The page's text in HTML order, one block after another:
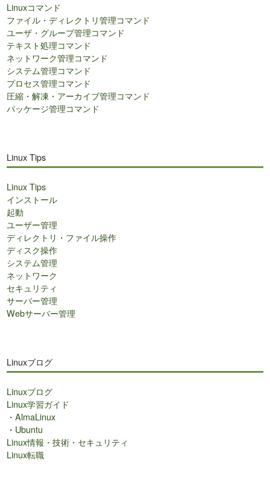
索
Linuxコマンド
ファイル・ディレクトリ管理コマンド
ユーザ・グループ管理コマンド
テキスト処理コマンド
ネットワーク管理コマンド
システム管理コマンド
プロセス管理コマンド
圧縮・解凍・アーカイブ管理コマンド
パッケージ管理コマンド
Linux Tips
Linux Tips
インストール
起動
ユーザー管理
ディレクトリ・ファイル操作
ディスク操作
システム管理
ネットワーク
セキュリティ
サーバー管理
Webサーバー管理
Linuxブログ
Linuxブログ
Linux学習ガイド
・AlmaLinux
・ Ubuntu
Linux情報・技術・セキュリティ
Linux転職